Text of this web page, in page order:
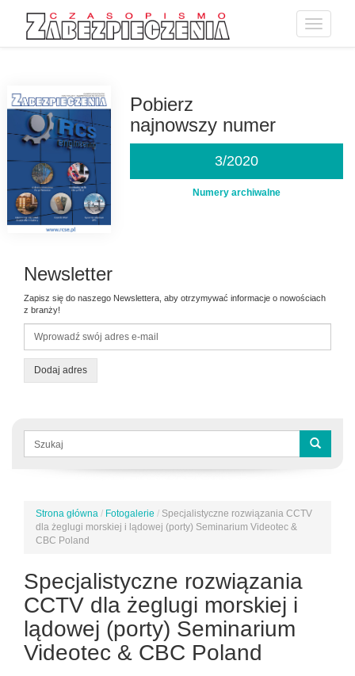
Toggle
Pobierz
najnowszy numer
3/2020
Numery archiwalne
Newsletter
Zapisz się do naszego Newslettera, aby otrzymywać informacje o nowościach
z branży!
Dodaj adres
Formularz
wyszukiwania
Jesteś
tutaj
Strona główna / Fotogalerie / Specjalistyczne rozwiązania CCTV
dla żeglugi morskiej i lądowej (porty) Seminarium Videotec &
CBC Poland
Specjalistyczne rozwiązania
CCTV dla żeglugi morskiej i
lądowej (porty) Seminarium
Videotec & CBC Poland